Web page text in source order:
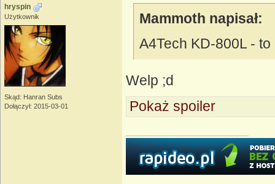
hryspin
Użytkownik
Skąd: Hanran Subs
Dołączył: 2015-03-01
Mammoth napisał:
A4Tech KD-800L -
Welp ;d
Pokaż spoiler